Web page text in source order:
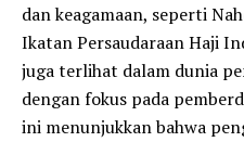
dan keagamaan, seperti
Ikatan Persaudaraan Haji
juga terlihat dalam dunia
dengan fokus pada
ini menunjukkan bahwa